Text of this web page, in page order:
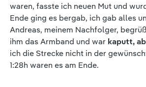
waren, fasste ich neuen Mut und
Ende ging es bergab, ich gab alles
Andreas, meinem Nachfolger,
ihm das Armband und war kaputt,
ich die Strecke nicht in der
1:28h waren es am Ende.